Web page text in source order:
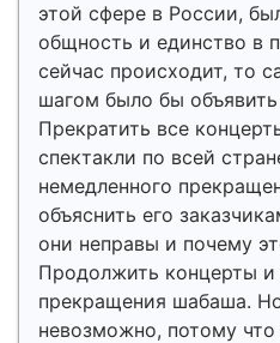
этой сфере в России,
общность и единство в
сейчас происходит, то
шагом было бы объявить
Прекратить все
спектакли по всей
немедленного
объяснить его
они неправы и почему
Продолжить концерты и
прекращения шабаша.
невозможно, потому